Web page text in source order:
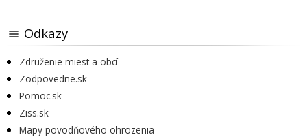
Odkazy
Združenie miest a obcí
Zodpovedne.sk
Pomoc.sk
Ziss.sk
Mapy povodňového ohrozenia